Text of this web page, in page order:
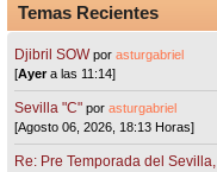
Temas Recientes
Djibril SOW porasturgabriel
[Ayera las 11:14]
Sevilla "C"porasturgabriel
[Agosto 06, 2026, 18:13 Horas]
Re: Pre Temporada del